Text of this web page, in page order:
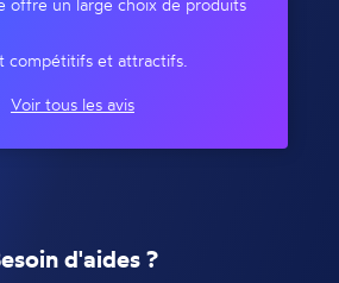
compétitifs et attractifs.
Voir tous les avis
d'aides ?